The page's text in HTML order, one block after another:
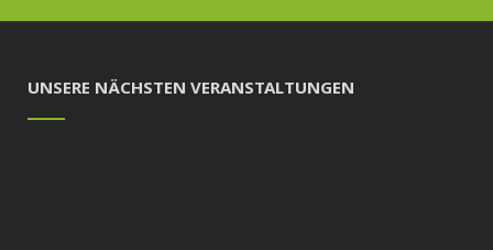
UNSERE NÄCHSTEN VERANSTALTUNGEN